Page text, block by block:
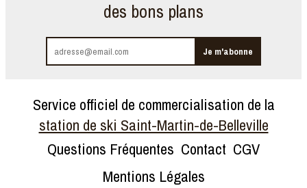
des bons plans
Service officiel de commercialisation de la
station de ski Saint-Martin-de-Belleville
Questions Fréquentes Contact CGV
Mentions Légales